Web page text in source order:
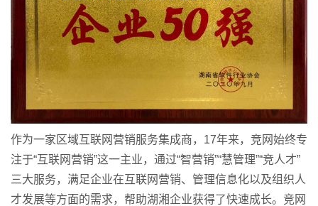
作为一家区域互联网营销服务集成商，17年来，竞网始终专
注于“互联网营销”这一主业，通过“智营销”“慧管理”“竞人才”
三大服务，满足企业在互联网营销、管理信息化以及组织人
才发展等方面的需求，帮助湖湘企业获得了快速成长。竞网